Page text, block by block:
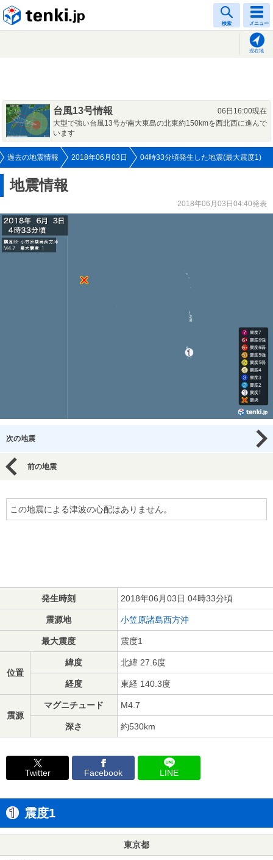
検索 メニュー
現在地
台風13号情報
06日16:00現在
大型で強い台風13号が南大東島の北東約150kmを西北西に進んで
います
過去の地震情報 2018年06月03日 04時33分頃発生した地震(最大震度1)
地震情報
2018年06月03日04:40発表
次の地震
前の地震
この地震による津波の心配はありません。
発生時刻 2018年06月03日 04時33分頃
震源地 小笠原諸島西方沖
最大震度 震度1
位置
緯度 北緯 27.6度
経度 東経 140.3度
震源
マグニチュード M4.7
深さ 約530km
Twitter Facebook LINE
震度1
東京都